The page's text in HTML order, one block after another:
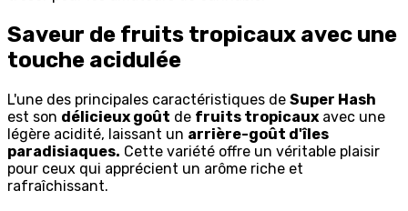
Saveur de fruits tropicaux avec une
touche acidulée
L'une des principales caractéristiques de Super Hash
est son délicieux goût de fruits tropicaux avec une
légère acidité, laissant un arrière-goût d'îles
paradisiaques. Cette variété offre un véritable plaisir
pour ceux qui apprécient un arôme riche et
rafraîchissant.